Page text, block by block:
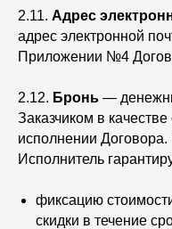
2.11. Адрес
адрес электронной
Приложении №4
2.12. Бронь —
Заказчиком в
исполнении
Исполнитель
фиксацию
скидки в течение